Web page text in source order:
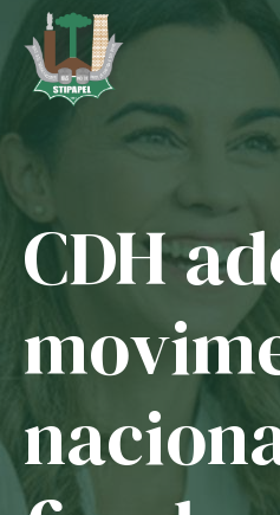
to
content
Home
Jurídico
Convênios
CDH